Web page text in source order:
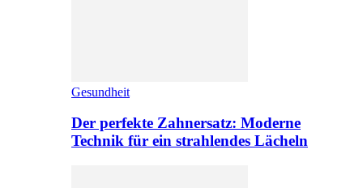
Gesundheit
Der perfekte Zahnersatz: Moderne
Technik für ein strahlendes Lächeln